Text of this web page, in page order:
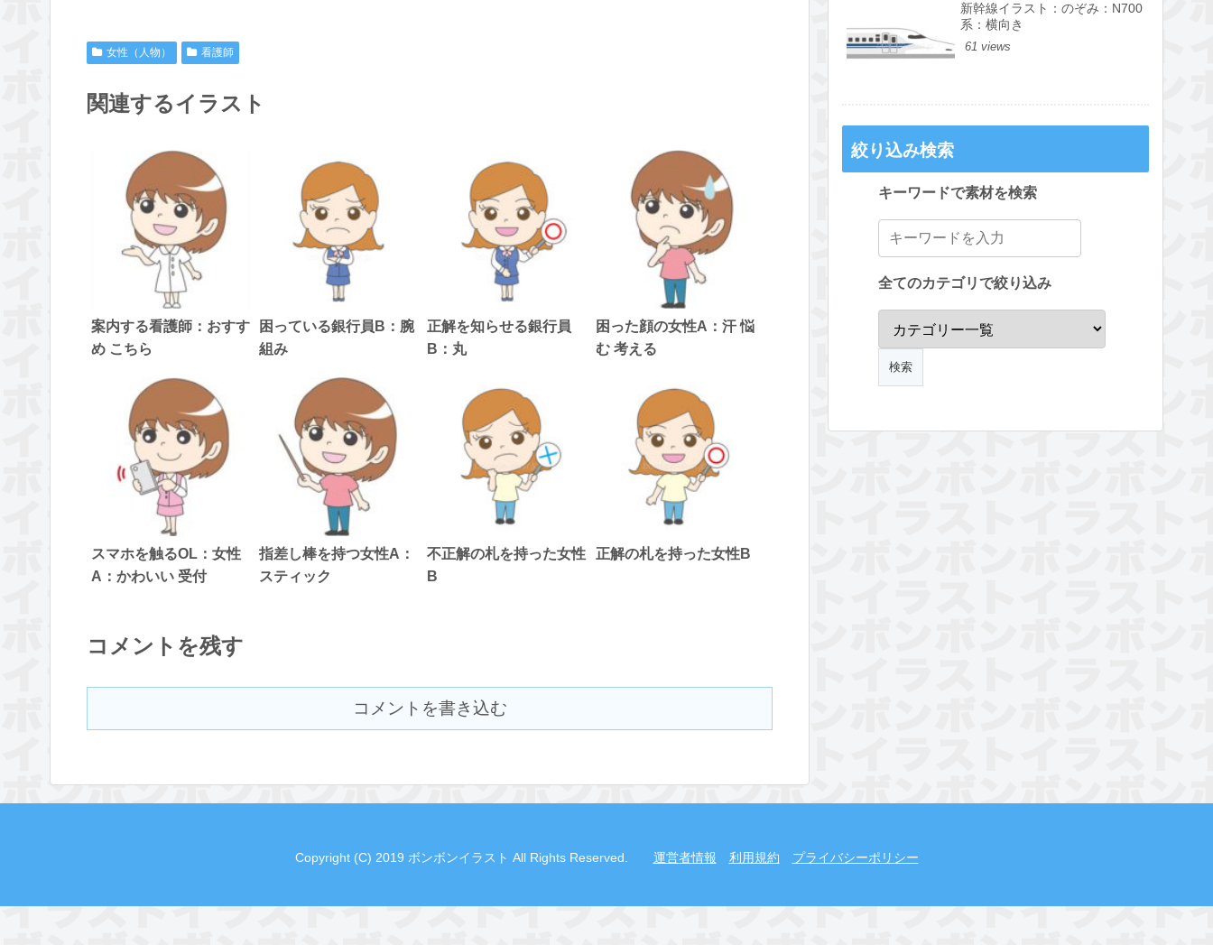
女性（人物） 看護師
関連するイラスト
案内する看護師：おすす
め こちら
困っている銀行員B：腕
組み
正解を知らせる銀行員
B：丸
困った顔の女性A：汗 悩
む 考える
スマホを触るOL：女性
A：かわいい 受付
指差し棒を持つ女性A：
スティック
不正解の札を持った女性
B
正解の札を持った女性B
コメントを残す
コメントを書き込む
新幹線イラスト：のぞみ：N700
系：横向き
61 views
絞り込み検索
キーワードで素材を検索
全てのカテゴリで絞り込み
Copyright (C) 2019 ボンボンイラスト All Rights Reserved. 運営者情報 利用規約 プライバシーポリシー